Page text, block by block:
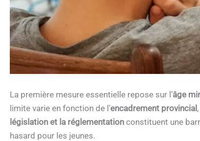
La première mesure essentielle repose sur l’âge
limite varie en fonction de l’encadrement provincial
législation et la réglementation constituent une
hasard pour les jeunes.